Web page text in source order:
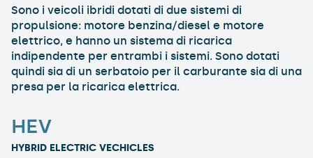
Sono i veicoli ibridi dotati di due sistemi di
propulsione: motore benzina/diesel e motore
elettrico, e hanno un sistema di ricarica
indipendente per entrambi i sistemi. Sono dotati
quindi sia di un serbatoio per il carburante sia di una
presa per la ricarica elettrica.
HEV
HYBRID ELECTRIC VECHICLES